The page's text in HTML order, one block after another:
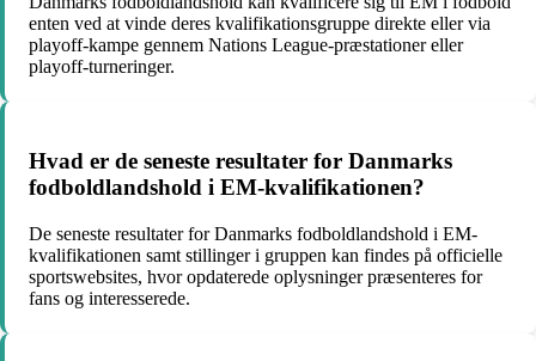
enten ved at vinde deres kvalifikationsgruppe direkte eller via
playoff-kampe gennem Nations League-præstationer eller
playoff-turneringer.
Hvad er de seneste resultater for Danmarks
fodboldlandshold i EM-kvalifikationen?
De seneste resultater for Danmarks fodboldlandshold i EM-
kvalifikationen samt stillinger i gruppen kan findes på officielle
sportswebsites, hvor opdaterede oplysninger præsenteres for
fans og interesserede.